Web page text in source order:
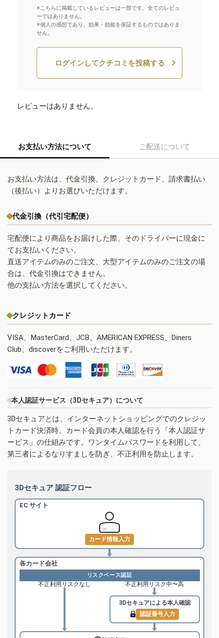
※こちらに掲載しているレビューは一部です。全てのレビュ
ーではありません。
※個人の感想であり、効果・効能を保証するものではありま
せん。
ログインしてクチコミを投稿する
レビューはありません。
お支払い方法について ご配送について
お支払い方法は、代金引換、クレジットカード、請求書払い
（後払い）よりお選びいただけます。
代金引換（代引宅配便）
宅配便により商品をお届けした際、そのドライバーに現金に
てお支払いください。
直送アイテムのみのご注文、大型アイテムのみのご注文の場
合は、代金引換はできません。
他の支払い方法を選択してください。
クレジットカード
VISA、MasterCard、JCB、AMERICAN EXPRESS、Diners
Club、discoverをご利用いただけます。
本人認証サービス（3Dセキュア）について
3Dセキュアとは、インターネットショッピングでのクレジッ
トカード決済時、カード会員の本人確認を行う「本人認証サ
ービス」の仕組みです。ワンタイムパスワードを利用して、
第三者によるなりすましを防ぎ、不正利用を防止します。
3Dセキュア 認証フロー
EC サイト
カード情報入力
各カード会社
リスクベース認証
不正利用リスクなし 不正利用リスク中〜高
3Dセキュアによる本人確認
認証番号入力